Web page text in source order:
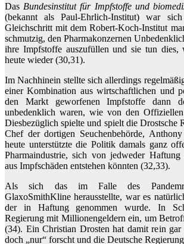
Das Bundesinstitut für Impfstoffe und
(bekannt als Paul-Ehrlich-Institut) war
Gleichschritt mit dem Robert-Koch-Institut
schmutzig, den Pharmakonzernen
ihre Impfstoffe auszufüllen und sie tun dies,
heute wieder (30,31).
Im Nachhinein stellte sich allerdings
einer Kombination aus wirtschaftlichen und
den Markt geworfenen Impfstoffe dann
unbedenklich waren, wie von den Offiziellen
Diesbezüglich spielte und spielt die Drostsche
Chef der dortigen Seuchenbehörde,
heute unterstützte die Politik damals ganz
Pharmaindustrie, sich von jedweder
aus Impfschäden entstehen könnten (32,33).
Als sich das im Falle des
GlaxoSmithKline herausstellte, war es
der in Haftung genommen wurde. In
Regierung mit Millionengeldern ein, um
(34). Ein Christian Drosten hat damit rein
doch „nur“ forscht und die Deutsche